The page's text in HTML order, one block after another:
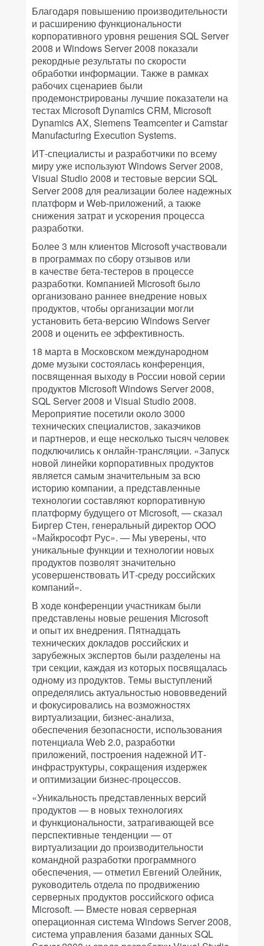
Благодаря повышению производительности
и расширению функциональности
корпоративного уровня решения SQL Server
2008 и Windows Server 2008 показали
рекордные результаты по скорости
обработки информации. Также в рамках
рабочих сценариев были
продемонстрированы лучшие показатели на
тестах Microsoft Dynamics CRM, Microsoft
Dynamics AX, Siemens Teamcenter и Camstar
Manufacturing Execution Systems.
ИТ-специалисты и разработчики по всему
миру уже используют Windows Server 2008,
Visual Studio 2008 и тестовые версии SQL
Server 2008 для реализации более надежных
платформ и Web-приложений, а также
снижения затрат и ускорения процесса
разработки.
Более 3 млн клиентов Microsoft участвовали
в программах по сбору отзывов или
в качестве бета-тестеров в процессе
разработки. Компанией Microsoft было
организовано раннее внедрение новых
продуктов, чтобы организации могли
установить бета-версию Windows Server
2008 и оценить ее эффективность.
18 марта в Московском международном
доме музыки состоялась конференция,
посвященная выходу в России новой серии
продуктов Microsoft Windows Server 2008,
SQL Server 2008 и Visual Studio 2008.
Мероприятие посетили около 3000
технических специалистов, заказчиков
и партнеров, и еще несколько тысяч человек
подключились к онлайн-трансляции. «Запуск
новой линейки корпоративных продуктов
является самым значительным за всю
историю компании, а представленные
технологии составляют корпоративную
платформу будущего от Microsoft, — сказал
Биргер Стен, генеральный директор ООО
«Майкрософт Рус». — Мы уверены, что
уникальные функции и технологии новых
продуктов позволят значительно
усовершенствовать ИТ-среду российских
компаний».
В ходе конференции участникам были
представлены новые решения Microsoft
и опыт их внедрения. Пятнадцать
технических докладов российских и
зарубежных экспертов были разделены на
три секции, каждая из которых посвящалась
одному из продуктов. Темы выступлений
определялись актуальностью нововведений
и фокусировались на возможностях
виртуализации, бизнес-анализа,
обеспечения безопасности, использования
потенциала Web 2.0, разработки
приложений, построения надежной ИТ-
инфраструктуры, сокращения издержек
и оптимизации бизнес-процессов.
«Уникальность представленных версий
продуктов — в новых технологиях
и функциональности, затрагивающей все
перспективные тенденции — от
виртуализации до производительности
командной разработки программного
обеспечения, — отметил Евгений Олейник,
руководитель отдела по продвижению
серверных продуктов российского офиса
Microsoft. — Вместе новая серверная
операционная система Windows Server 2008,
система управления базами данных SQL